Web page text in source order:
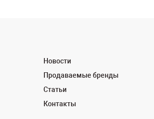
Новости
Продаваемые бренды
Статьи
Контакты